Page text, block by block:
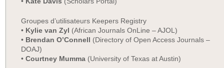
Groupes d’utilisateurs Keepers Registry
• Kylie van Zyl (African Journals OnLine – AJOL)
• Brendan O’Connell (Directory of Open Access Journals –
DOAJ)
• Courtney Mumma (University of Texas at Austin)